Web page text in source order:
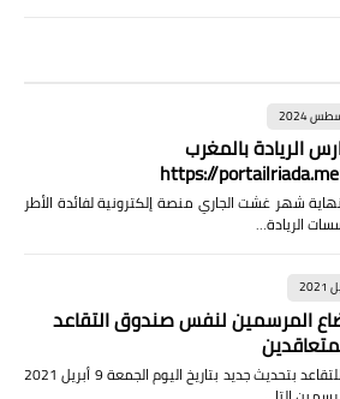
الريادة بالمغرب
https://
شهر غشت الجاري منصة إلكترونية لفائدة الأطر
الريادة…
المرسمين لنفس صندوق التقاعد
قام موقع الصندوق المغربي للتقاعد بتحديث جديد بتاريخ اليوم الجمعة 9 أبريل 2021